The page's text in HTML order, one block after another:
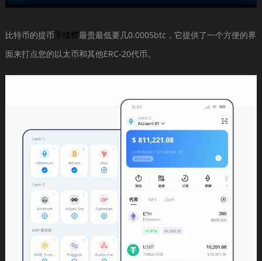
比特币的提币手续费最贵最低要几0.0005btc，它提供了一个方便的界
面来打点您的以太币和其他ERC-20代币。